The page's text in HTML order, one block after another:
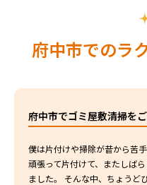
府中市でのラ
府中市でゴミ屋敷清掃を
僕は片付けや掃除が昔から苦
頑張って片付けて、またしば
ました。 そんな中、ちょうど